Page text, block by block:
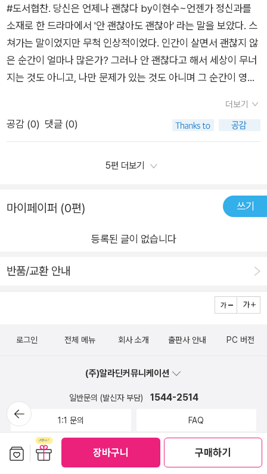
장바구니 구매하기
찡겨자신을 돌볼 겨를이 없는 중년우울증이 안오는 게 이상합니
다.⠀⠀중년우울증으로 항우울제를 먹어가며,당도한 문제에 정면
으로 마주한 저자의이야기에 귀가 열릴 수 밖에 없더라고요.⠀⠀
⠀⠀🌊흔들려야 진짜가 된다.⠀마음의 지진 또한 나쁘기만 한 게
아니라 당신이 진정 한 자기 자신으로 살도록 하는 계기가 된다.
찾는 시간을 빨리 갖게 된다. 흔들려야 '진짜'가 될 수 있다. 그러
니 흔들린다고 너무 심하게 당황하거나 불안해하지 말자.⠀⠀⠀⠀​
🫥불안을 다독이고 불충분감 수용하기⠀당시에는 이미 최선을
다했고 당신보다 먼저 목표를 달성한 사람과 당신의 능력은 별 차
년기를 버티는 비밀 병기⠀감사는 가성비가 높다.지구력, 끈기,
용기 등의 결실을 보기까지는 시간이 오래 걸리지만, 그 즉시 마
음을 안정시키고 생체 기제를 회복 모드로 바꿔주는 감사를 장착
았어요.번아웃이 올랑말랑 기웃거리는찰나이 책으로 차분해졌어
같은 취미를 공유하고공감하고 소통하는 우리너무 소중합니다.⠀
음 전해요. 🙆🏻‍♀️🙇🏻‍♀️@ekida_library@ekida_library⠀⠀⠀#당
종처럼 자주 나에게 물어봐야겠다. 너 괜찮아?#인문학 #독서 #
독서일기 #책소개 #책리뷰#중년 #마음체크
#도서협찬. 당신은 언제나 괜찮다 by이현수~언젠가 정신과를
소재로 한 드라마에서 '안 괜찮아도 괜찮아' 라는 말을 보았다. 스
쳐가는 말이었지만 무척 인상적이었다. 인간이 살면서 괜찮지 않
은 순간이 얼마나 많은가? 그러나 안 괜찮다고 해서 세상이 무너
지는 것도 아니고, 나만 문제가 있는 것도 아니며 그 순간이 영원
당신은 언제나 괜찮다> 이 말은 남녀노소 모두에게 적용되는 말
이지만, 이 책에서는 특히 마흔에서 육십 사이, 중년의 사람들에
역시 중년이라 그런가? 녹록치 않은 중년들의 처지가 잘 보인다.
종 복지정책들에 중년은 해당되지 않는다. 그럼에도 사회의 허리
가 되어 일하는 데, 점점 나이가 들어 은퇴는 가까워지고 건강도
나빠지니 우울한 일 투성이다. 지난 날을 되돌아보며, 지금까지
이 '중년기 우울증' 도 겪는다고 한다. 젊었을 때는 극복가능했던
찾기'와 '버티기' 를 추천한다. 마음 편히 있을 수 있는 물리적, 심
말한다. 내 경우에는 우울한 순간에 많은 책을 읽으며 마음을 다
느낀 깨달음으로 버틸 수 있었던 것 같다. 영국 브루킹 연구소에
서 조사한 연령대별 인생 만족도는 U자 곡선을 그린다. 인생 만
족도가 중년에 가장 낮고 60이 넘으면서 차츰 상승하는 모양이
다. 만약, 본인이 중년이고 지금 삶이 너무 힘들게 느껴진다면 바
더보기
공감 (0) 댓글 (0)
5편 더보기
마이페이퍼 (0편) 쓰기
등록된 글이 없습니다
반품/교환 안내
뒤로가
기
로그인 전체 메뉴 회사 소개 출판사 안내 PC 버전
(주)알라딘커뮤니케이션
일반문의 (발신자 부담) 1544-2514
1:1 문의 FAQ
중고매장 위치, 영업시간 안내